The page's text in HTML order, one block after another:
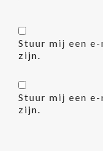
Stuur mij een
zijn.
Stuur mij een
zijn.